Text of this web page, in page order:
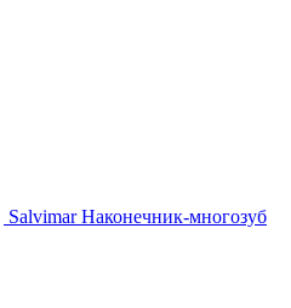
Salvimar Наконечник-многозуб